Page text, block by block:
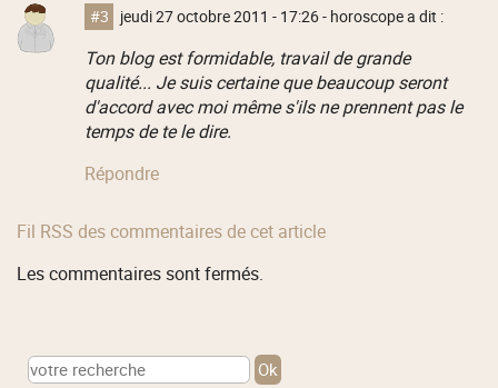
#3 jeudi 27 octobre 2011 - 17:26- horoscope a dit :
Ton blog est formidable, travail de grande
qualité... Je suis certaine que beaucoup seront
d'accord avec moi même s'ils ne prennent pas le
temps de te le dire.
Répondre
Fil RSS des commentaires de cet article
Les commentaires sont fermés.